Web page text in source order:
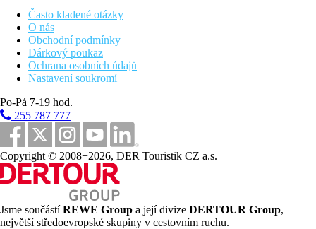
Vzdálenosti
42 km
Vzdálenost od nejbližšího letiště
1 km
Bazény
Lehátka a slunečníky u bazénu zdarma
Dětský bazén
Bar u bazénu
Fotogalerie
Často kladené otázky
O nás
Obchodní podmínky
Dárkový poukaz
Ochrana osobních údajů
Nastavení soukromí
Po-Pá 7-19 hod.
255 787 777
Copyright © 2008−2026, DER Touristik CZ a.s.
Jsme součástíREWE Group a její divize DERTOUR Group,
největší středoevropské skupiny v cestovním ruchu.